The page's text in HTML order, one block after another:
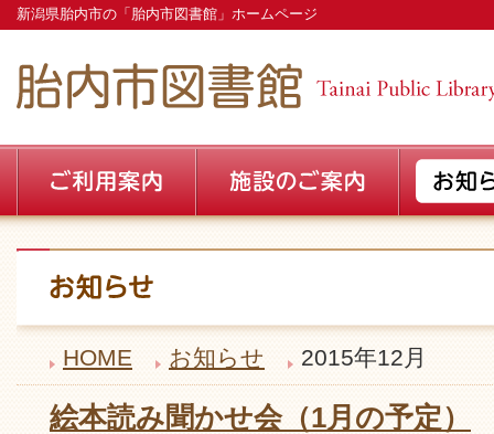
新潟県胎内市の「胎内市図書館」ホームページ
HOME お知らせ 2015年12月
絵本読み聞かせ会（1月の予定）